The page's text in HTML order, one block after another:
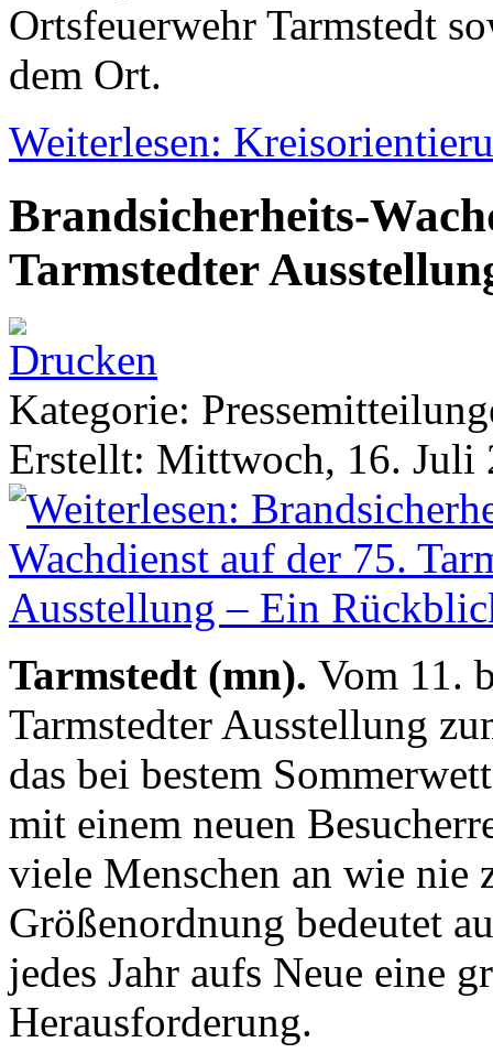
Ortsfeuerwehr Tarmstedt
dem Ort.
Weiterlesen:
Brandsicherheits-
Tarmstedter
Kategorie:
Erstellt: Mittwoch, 16. Juli
Tarmstedt (mn). Vom 11.
Tarmstedter Ausstellung
das bei bestem
mit einem neuen
viele Menschen an wie nie
Größenordnung bedeutet
jedes Jahr aufs Neue eine
Herausforderung.